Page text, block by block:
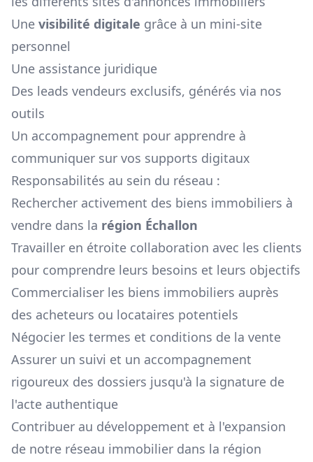
Une visibilité digitale grâce à un mini-site
personnel
Une assistance juridique
Des leads vendeurs exclusifs, générés via nos
outils
Un accompagnement pour apprendre à
communiquer sur vos supports digitaux
Responsabilités au sein du réseau :
Rechercher activement des biens immobiliers à
vendre dans la région Échallon
Travailler en étroite collaboration avec les clients
pour comprendre leurs besoins et leurs objectifs
Commercialiser les biens immobiliers auprès
des acheteurs ou locataires potentiels
Négocier les termes et conditions de la vente
Assurer un suivi et un accompagnement
rigoureux des dossiers jusqu'à la signature de
l'acte authentique
Contribuer au développement et à l'expansion
de notre réseau immobilier dans la région